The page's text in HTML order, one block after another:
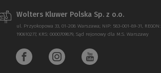
Wolters Kluwer Polska Sp. z o.o.
ul. Przyokopowa 33, 01-208 Warszawa; NIP: 583-001-89-31, REGON:
190610277, KRS: 0000709879, Sąd rejonowy dla M.S. Warszawy